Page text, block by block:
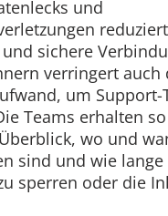
und
sichere
verringert auch
um Support-
Teams erhalten
wo und
sind und wie lange
sperren oder die